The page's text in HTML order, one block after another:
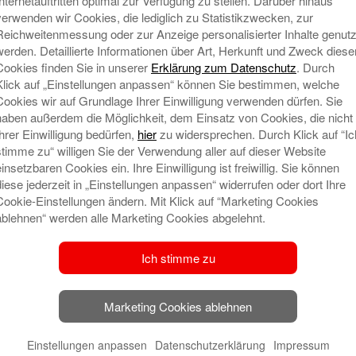
Vater einer Tochter, begann seine berufliche Laufbahn im
hatte seitdem verschiedene verantwortliche Positionen im
Rathausplatz. Seit 2020 ist der heute 37-jährige
den Themenfeldern Private.Banking privat und
und kontinuierlicher beruflicher Weiterbildung,
Bayern, hat der diplomierte
für lebenslanges Lernen unter Beweis
strategischer Entscheidungsfindung zeichnen ihn
und Ulrich Riegel nun schon ein drittes Eigengewächs
konnten, beweist die qualitativ hochwertige
und Mitarbeiter bei der persönlichen und beruflichen
Peetz Rauch.
wir Cookies, die lediglich zu Statistikzwecken, zur
oder zur Anzeige personalisierter Inhalte
Detaillierte Informationen über Art, Herkunft und Zweck
finden Sie in unserer Erklärung zum Datenschutz. Durch
auf „Einstellungen anpassen“ können Sie bestimmen, welche
wir auf Grundlage Ihrer Einwilligung verwenden dürfen. Sie
außerdem die Möglichkeit, dem Einsatz von Cookies, die nicht
Einwilligung bedürfen, hierzu widersprechen. Durch Klick auf
zu“ willigen Sie der Verwendung aller auf dieser Website
Cookies ein. Ihre Einwilligung ist freiwillig. Sie können
jederzeit in „Einstellungen anpassen“ widerrufen oder dort Ihre
Einstellungen ändern. Mit Klick auf “Marketing Cookies
werden alle Marketing Cookies abgelehnt.
Ich stimme zu
Marketing Cookies ablehnen
Einstellungen anpassen Datenschutzerklärung Impressum